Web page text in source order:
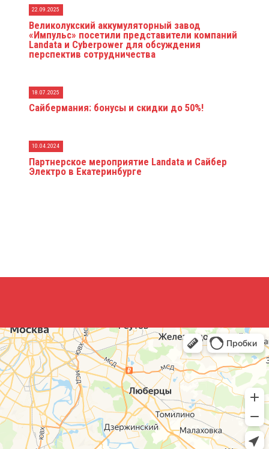
22.09.2025
Великолукский аккумуляторный завод
«Импульс» посетили представители компаний
Landata и Cyberpower для обсуждения
перспектив сотрудничества
18.07.2025
Сайбермания: бонусы и скидки до 50%!
10.04.2024
Партнерское мероприятие Landata и Сайбер
Электро в Екатеринбурге